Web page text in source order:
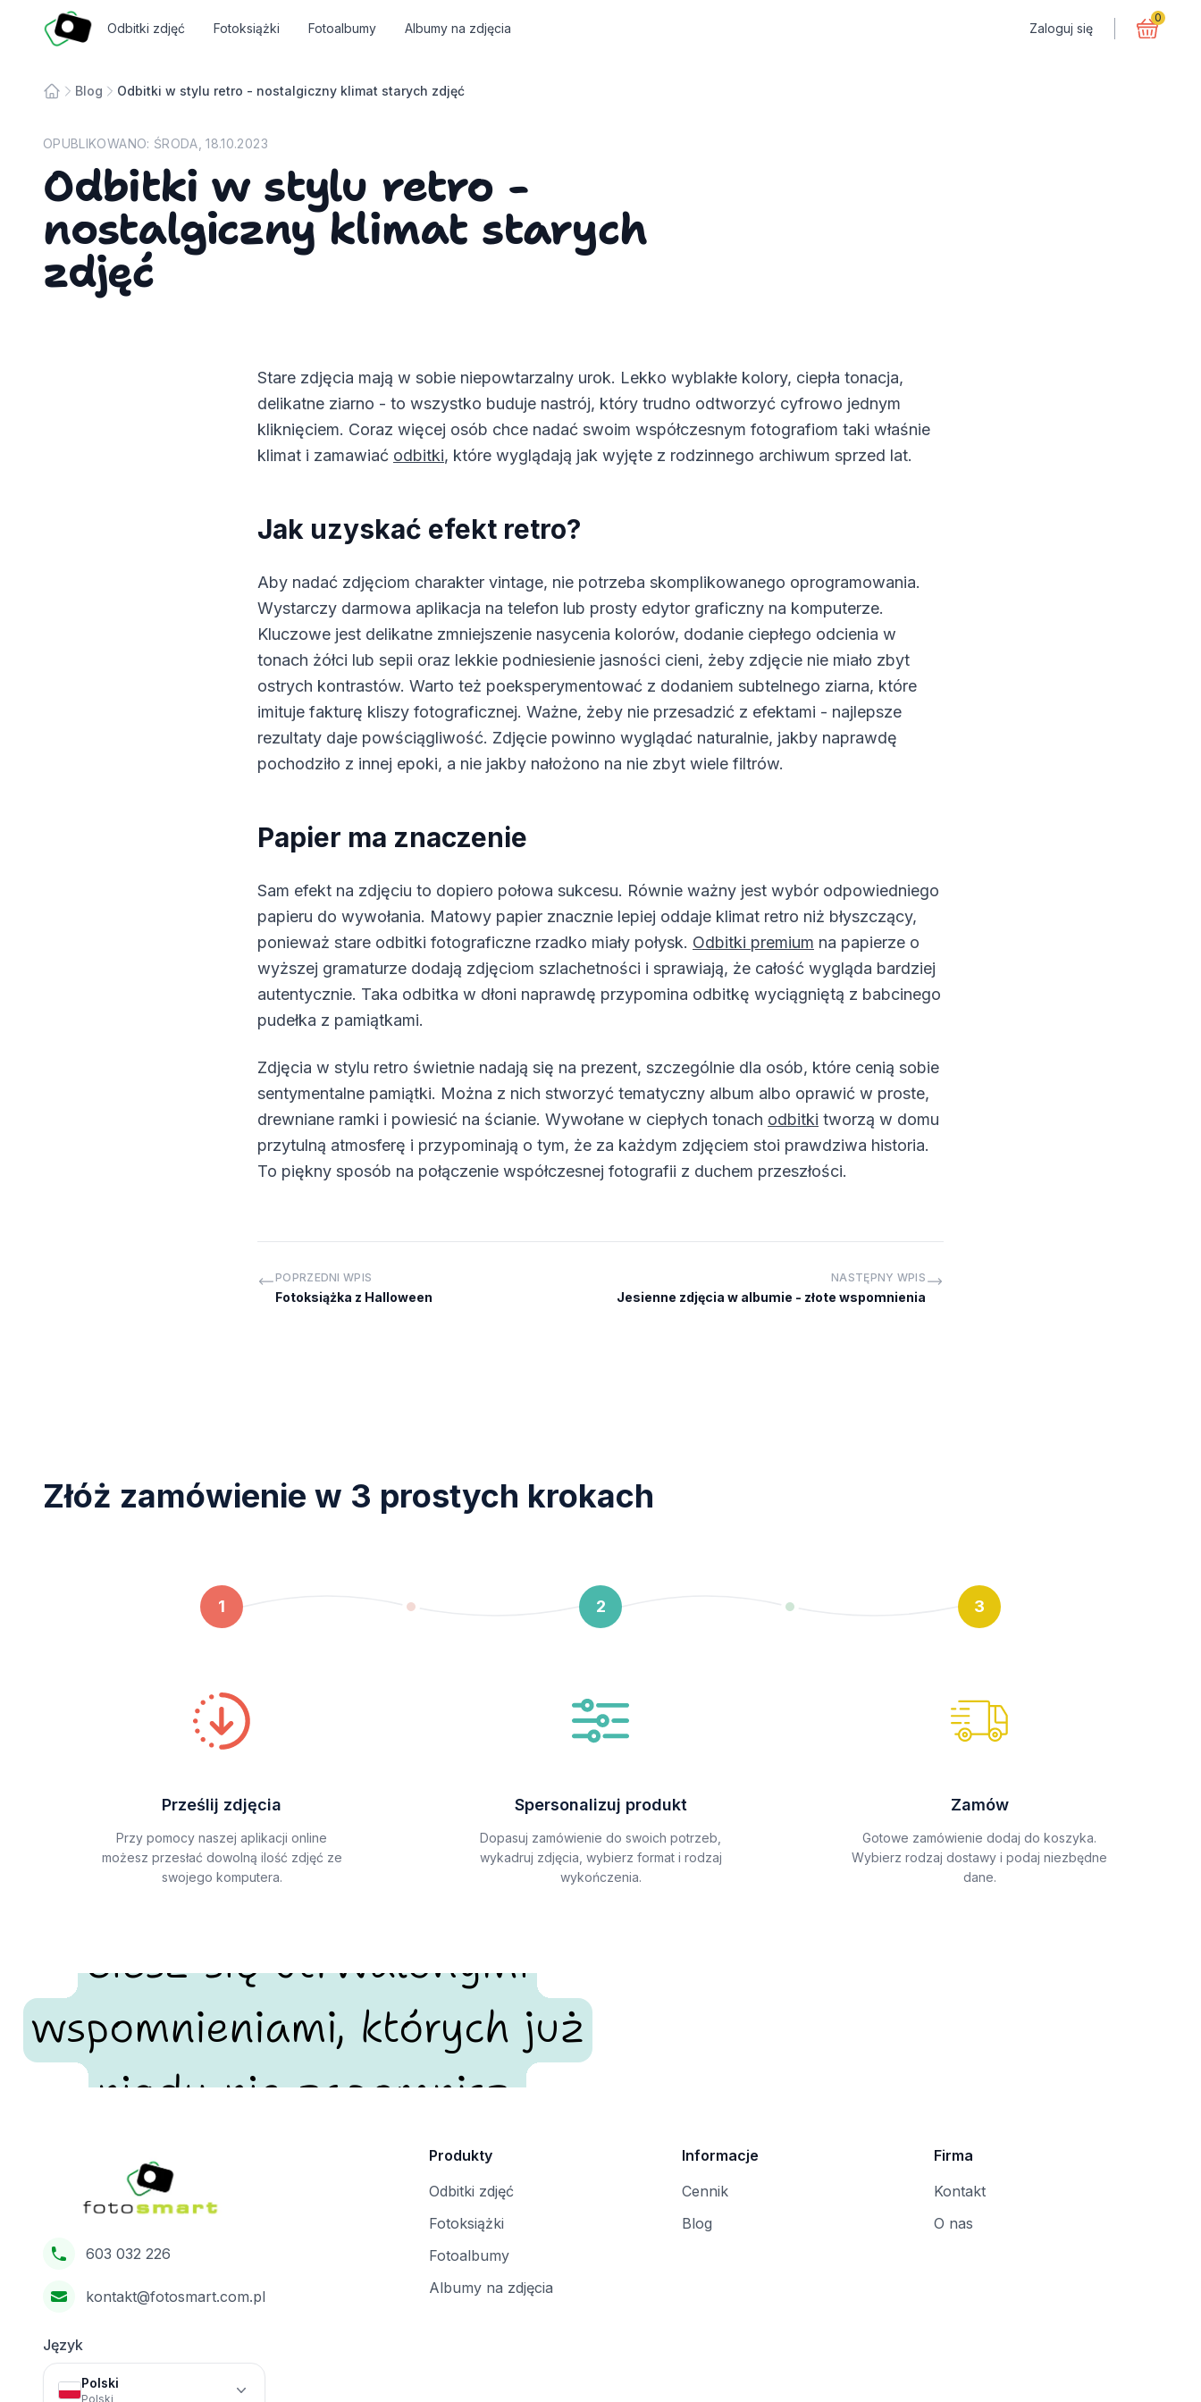
Fotosmart
Odbitki zdjęć Fotoksiążki Fotoalbumy Albumy na zdjęcia Zaloguj się
0
Blog Odbitki w stylu retro - nostalgiczny klimat starych zdjęć
OPUBLIKOWANO: ŚRODA, 18.10.2023
Odbitki w stylu retro -
nostalgiczny klimat starych
zdjęć
Stare zdjęcia mają w sobie niepowtarzalny urok. Lekko wyblakłe kolory, ciepła tonacja,
delikatne ziarno - to wszystko buduje nastrój, który trudno odtworzyć cyfrowo jednym
kliknięciem. Coraz więcej osób chce nadać swoim współczesnym fotografiom taki właśnie
klimat i zamawiać odbitki, które wyglądają jak wyjęte z rodzinnego archiwum sprzed lat.
Jak uzyskać efekt retro?
Aby nadać zdjęciom charakter vintage, nie potrzeba skomplikowanego oprogramowania.
Wystarczy darmowa aplikacja na telefon lub prosty edytor graficzny na komputerze.
Kluczowe jest delikatne zmniejszenie nasycenia kolorów, dodanie ciepłego odcienia w
tonach żółci lub sepii oraz lekkie podniesienie jasności cieni, żeby zdjęcie nie miało zbyt
ostrych kontrastów. Warto też poeksperymentować z dodaniem subtelnego ziarna, które
imituje fakturę kliszy fotograficznej. Ważne, żeby nie przesadzić z efektami - najlepsze
rezultaty daje powściągliwość. Zdjęcie powinno wyglądać naturalnie, jakby naprawdę
pochodziło z innej epoki, a nie jakby nałożono na nie zbyt wiele filtrów.
Papier ma znaczenie
Sam efekt na zdjęciu to dopiero połowa sukcesu. Równie ważny jest wybór odpowiedniego
papieru do wywołania. Matowy papier znacznie lepiej oddaje klimat retro niż błyszczący,
ponieważ stare odbitki fotograficzne rzadko miały połysk. Odbitki premium na papierze o
wyższej gramaturze dodają zdjęciom szlachetności i sprawiają, że całość wygląda bardziej
autentycznie. Taka odbitka w dłoni naprawdę przypomina odbitkę wyciągniętą z babcinego
pudełka z pamiątkami.
Zdjęcia w stylu retro świetnie nadają się na prezent, szczególnie dla osób, które cenią sobie
sentymentalne pamiątki. Można z nich stworzyć tematyczny album albo oprawić w proste,
drewniane ramki i powiesić na ścianie. Wywołane w ciepłych tonach odbitki tworzą w domu
przytulną atmosferę i przypominają o tym, że za każdym zdjęciem stoi prawdziwa historia.
To piękny sposób na połączenie współczesnej fotografii z duchem przeszłości.
POPRZEDNI WPIS
Fotoksiążka z Halloween
NASTĘPNY WPIS
Jesienne zdjęcia w albumie - złote wspomnienia
Złóż zamówienie w 3 prostych krokach
1
Prześlij zdjęcia
Przy pomocy naszej aplikacji online
możesz przesłać dowolną ilość zdjęć ze
swojego komputera.
2
Spersonalizuj produkt
Dopasuj zamówienie do swoich potrzeb,
wykadruj zdjęcia, wybierz format i rodzaj
wykończenia.
3
Zamów
Gotowe zamówienie dodaj do koszyka.
Wybierz rodzaj dostawy i podaj niezbędne
dane.
Ciesz się utrwalonymi
wspomnieniami, których już
nigdy nie zapomnisz.
603 032 226
kontakt@fotosmart.com.pl
Język
Polski
Polski
Produkty
Odbitki zdjęć
Fotoksiążki
Fotoalbumy
Albumy na zdjęcia
Informacje
Cennik
Blog
Firma
Kontakt
O nas